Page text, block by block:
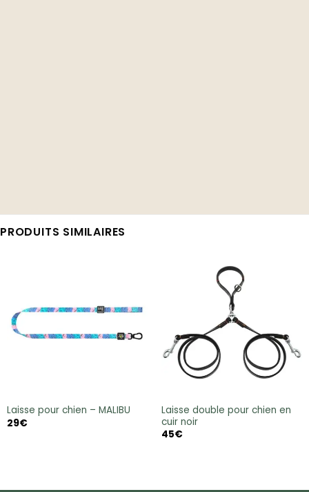
PRODUITS SIMILAIRES
Laisse pour chien – MALIBU
29€
Laisse double pour chien en
cuir noir
45€